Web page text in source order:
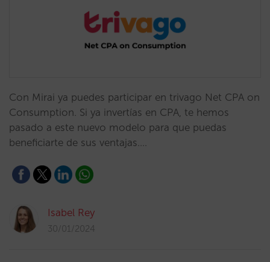
Con Mirai ya puedes participar en trivago Net CPA on
Consumption. Si ya invertías en CPA, te hemos
pasado a este nuevo modelo para que puedas
beneficiarte de sus ventajas.…
Isabel Rey
30/01/2024